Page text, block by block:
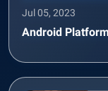
Jul 05, 2023
Android